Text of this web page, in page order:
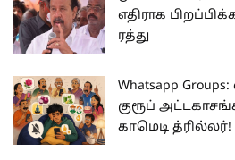
எதிராக
ரத்து
Whatsapp
குரூப்
காமெடி த்ரில்லர்!